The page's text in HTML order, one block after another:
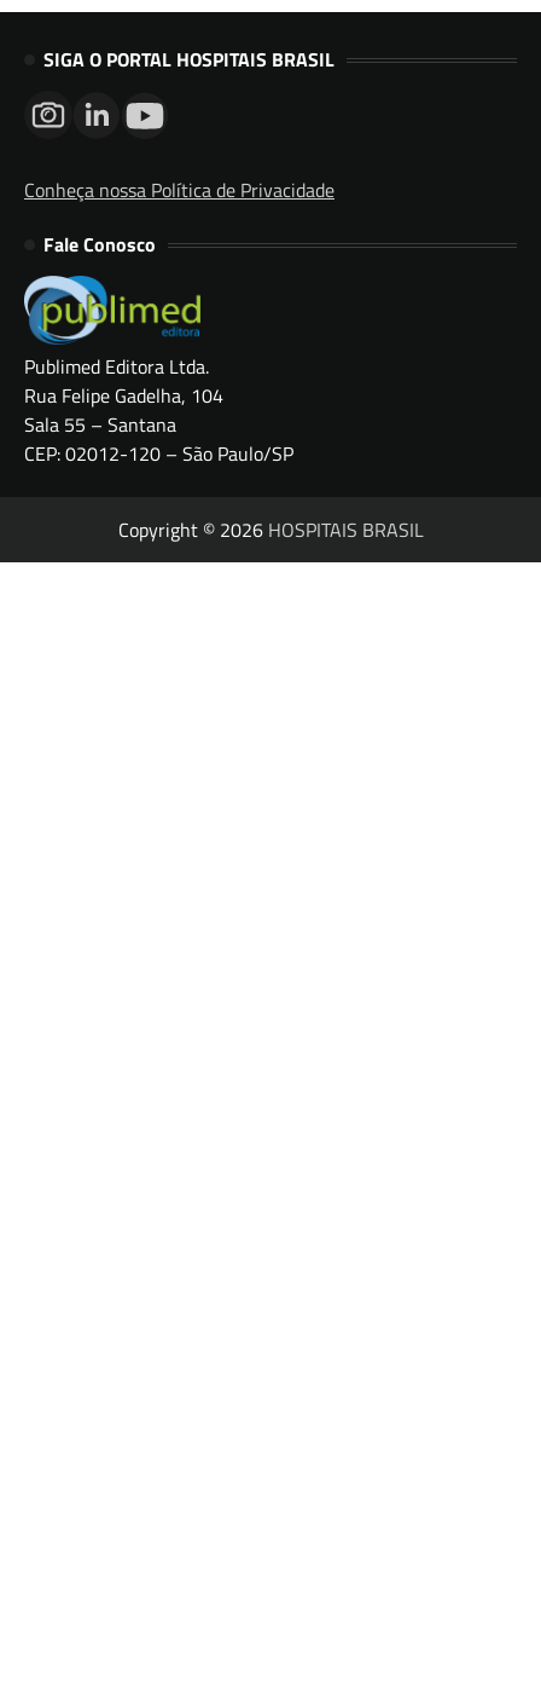
SIGA O PORTAL HOSPITAIS BRASIL
Conheça nossa Política de Privacidade
Fale Conosco
Publimed Editora Ltda.
Rua Felipe Gadelha, 104
Sala 55 – Santana
CEP: 02012-120 – São Paulo/SP
Copyright © 2026 HOSPITAIS BRASIL